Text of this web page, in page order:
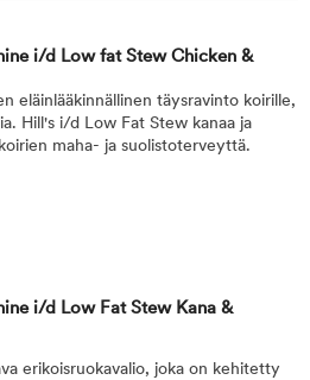
i/d Low fat Stew Chicken &
eläinlääkinnällinen täysravinto koirille,
Hill's i/d Low Fat Stew kanaa ja
maha- ja suolistoterveyttä.
i/d Low Fat Stew Kana &
erikoisruokavalio, joka on kehitetty